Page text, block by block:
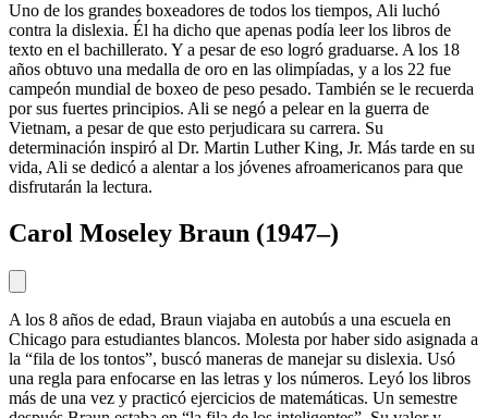
Uno de los grandes boxeadores de todos los tiempos, Ali luchó
contra la dislexia. Él ha dicho que apenas podía leer los libros de
texto en el bachillerato. Y a pesar de eso logró graduarse. A los 18
años obtuvo una medalla de oro en las olimpíadas, y a los 22 fue
campeón mundial de boxeo de peso pesado. También se le recuerda
por sus fuertes principios. Ali se negó a pelear en la guerra de
Vietnam, a pesar de que esto perjudicara su carrera. Su
determinación inspiró al Dr. Martin Luther King, Jr. Más tarde en su
vida, Ali se dedicó a alentar a los jóvenes afroamericanos para que
disfrutarán la lectura.
Carol Moseley Braun (1947–)
A los 8 años de edad, Braun viajaba en autobús a una escuela en
Chicago para estudiantes blancos. Molesta por haber sido asignada a
la “fila de los tontos”, buscó maneras de manejar su dislexia. Usó
una regla para enfocarse en las letras y los números. Leyó los libros
más de una vez y practicó ejercicios de matemáticas. Un semestre